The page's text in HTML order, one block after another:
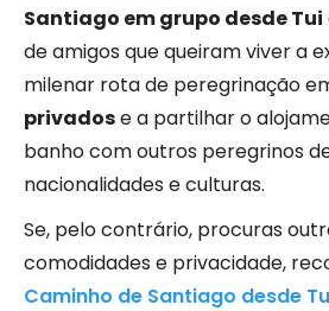
Santiago em grupo desde Tui
de amigos que queiram viver a
milenar rota de peregrinação
privadose a partilhar o
banho com outros peregrinos
nacionalidades e culturas.
Se, pelo contrário, procuras
comodidades e privacidade,
Caminho de Santiago desde